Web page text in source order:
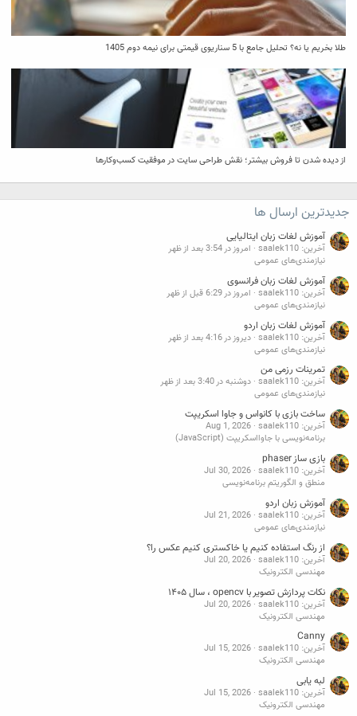
طلا بخریم یا نه؟ تحلیل جامع با 5 سناریوی قیمتی برای نیمه دوم 1405
از دیده شدن تا فروش بیشتر؛ نقش طراحی سایت در موفقیت کسب‌وکارها
جدیدترین ارسال ها
آموزش لغات زبان ایتالیایی
آخرین: saalek110
امروز در 3:54 بعد از ظهر
نیازمندی‌های عمومی
آموزش لغات زبان فرانسوی
آخرین: saalek110
امروز در 6:29 قبل از ظهر
نیازمندی‌های عمومی
آموزش لغات زبان اردو
آخرین: saalek110
دیروز در 4:16 بعد از ظهر
نیازمندی‌های عمومی
تمرینات رزمی من
آخرین: saalek110
دوشنبه در 3:40 بعد از ظهر
نیازمندی‌های عمومی
ساخت بازی با کانواس و جاوا اسکریپت
آخرین: saalek110
Aug 1, 2026
برنامه‌نویسی با جاوااسکریپت (JavaScript)
بازی ساز phaser
آخرین: saalek110
Jul 30, 2026
منطق و الگوریتم برنامه‌نویسی
آموزش زبان اردو
آخرین: saalek110
Jul 21, 2026
نیازمندی‌های عمومی
از رنگ استفاده کنیم یا خاکستری کنیم عکس را؟
آخرین: saalek110
Jul 20, 2026
مهندسی الکترونیک
نکات پردازش تصویر با opencv ، سال ۱۴۰۵
آخرین: saalek110
Jul 20, 2026
مهندسی الکترونیک
Canny
آخرین: saalek110
Jul 15, 2026
مهندسی الکترونیک
لبه یابی
آخرین: saalek110
Jul 15, 2026
مهندسی الکترونیک